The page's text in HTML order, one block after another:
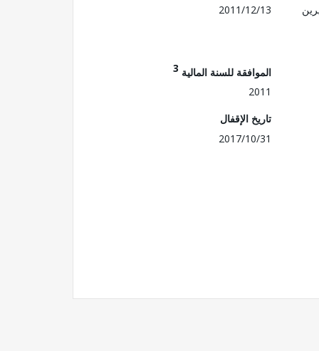
2011/12/13
الموافقة للسنة المالية 3
2011
تاريخ الإقفال
2017/10/31